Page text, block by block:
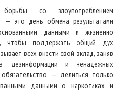
со злоупотреблением
— это день обмена результатами
данными и жизненно
чтобы поддержать общий дух
всех внести свой вклад, заняв
дезинформации и ненадежных
— делиться только
данными о наркотиках и